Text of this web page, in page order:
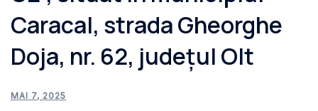
Caracal, strada Gheorghe
Doja, nr. 62, județul Olt
MAI 7, 2025